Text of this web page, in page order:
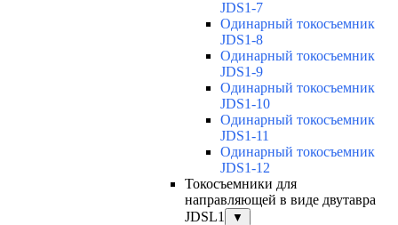
JDS1-7
Одинарный токосъемник
JDS1-8
Одинарный токосъемник
JDS1-9
Одинарный токосъемник
JDS1-10
Одинарный токосъемник
JDS1-11
Одинарный токосъемник
JDS1-12
Токосъемники для
направляющей в виде двутавра
JDSL1
▼